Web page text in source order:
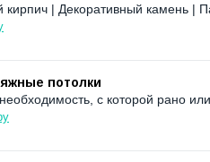
кирпич | Декоративный камень |
потолки
с которой рано